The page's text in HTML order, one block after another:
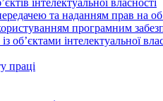
інтелектуальної власності
та наданням прав на
програмним
об’єктами інтелектуальної
праці